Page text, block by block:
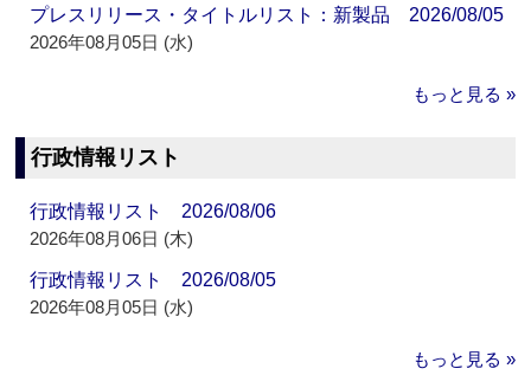
プレスリリース・タイトルリスト：新製品 2026/08/05
2026年08月05日 (水)
もっと見る »
行政情報リスト
行政情報リスト 2026/08/06
2026年08月06日 (木)
行政情報リスト 2026/08/05
2026年08月05日 (水)
もっと見る »